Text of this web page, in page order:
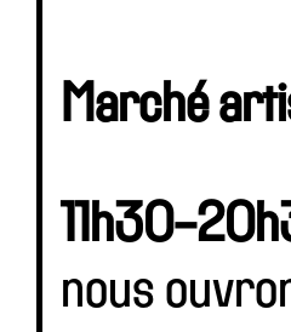
Marché
11h30-
nous